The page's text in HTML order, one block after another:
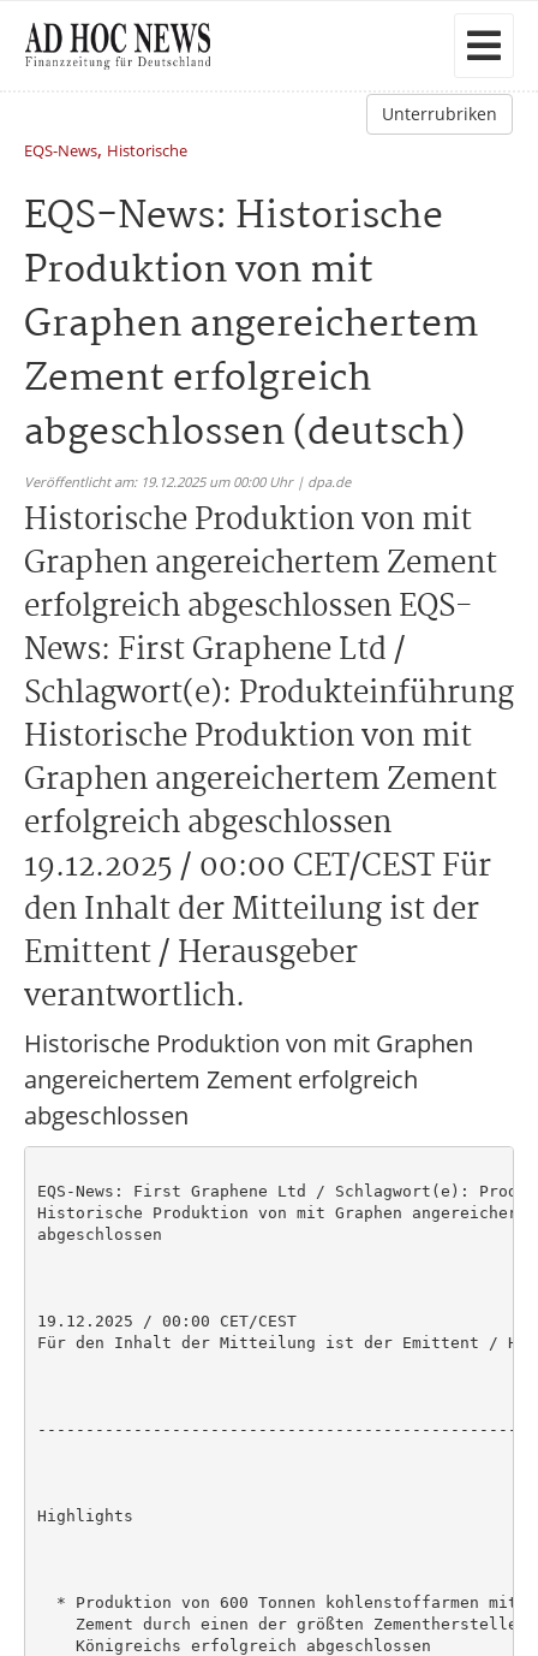
Unterrubriken
EQS-News, Historische
EQS-News: Historische
Produktion von mit
Graphen angereichertem
Zement erfolgreich
abgeschlossen (deutsch)
Veröffentlicht am: 19.12.2025 um 00:00 Uhr | dpa.de
Historische Produktion von mit
Graphen angereichertem Zement
erfolgreich abgeschlossen EQS-
News: First Graphene Ltd /
Schlagwort(e): Produkteinführung
Historische Produktion von mit
Graphen angereichertem Zement
erfolgreich abgeschlossen
19.12.2025 / 00:00 CET/CEST Für
den Inhalt der Mitteilung ist der
Emittent / Herausgeber
verantwortlich.
Historische Produktion von mit Graphen
angereichertem Zement erfolgreich
abgeschlossen
EQS-News: First Graphene Ltd / Schlagwort(e):
Historische Produktion von mit Graphen
abgeschlossen
19.12.2025 / 00:00 CET/CEST
Für den Inhalt der Mitteilung ist der Emittent /
Highlights
* Produktion von 600 Tonnen kohlenstoffarmen mit
Zement durch einen der größten Zementhersteller
    Königreichs erfolgreich abgeschlossen